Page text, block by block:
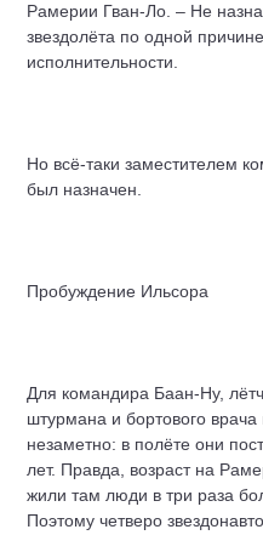
Рамерии Гван-Ло. – Не
звездолёта по одной
исполнительности.
Но всё-таки заместителем
был назначен.
Пробуждение Ильсора
Для командира Баан-Ну,
штурмана и бортового
незаметно: в полёте они
лет. Правда, возраст на
жили там люди в три раза
Поэтому четверо